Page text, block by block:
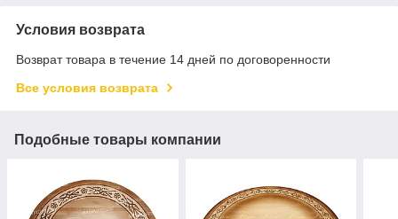
Условия возврата
Возврат товара в течение 14 дней по договоренности
Все условия возврата
Подобные товары компании